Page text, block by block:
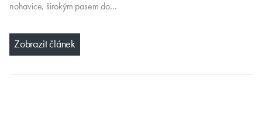
nohavice, širokým pasem do…
Zobrazit článek